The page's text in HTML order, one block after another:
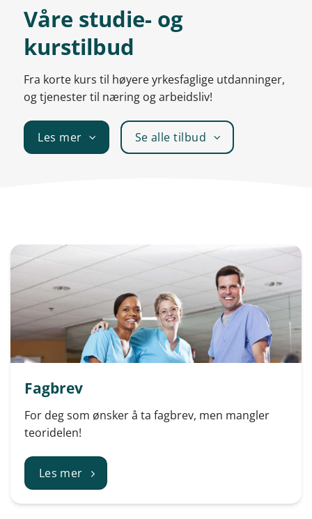
Våre studie- og
kurstilbud
Fra korte kurs til høyere yrkesfaglige utdanninger,
og tjenester til næring og arbeidsliv!
Les mer Se alle tilbud
Fagbrev
For deg som ønsker å ta fagbrev, men mangler
teoridelen!
Les mer